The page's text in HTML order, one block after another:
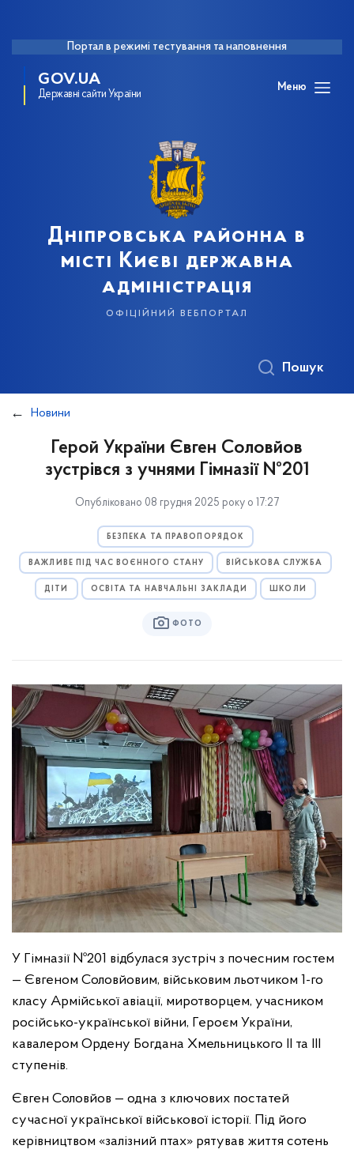
Портал в режимі тестування та наповнення
GOV.UA
Державні сайти України
Меню
Дніпровська районна в
місті Києві державна
адміністрація
офіційний вебпортал
Пошук
Новини
Герой України Євген Соловйов
зустрівся з учнями Гімназії №201
Опубліковано 08 грудня 2025 року о 17:27
БЕЗПЕКА ТА ПРАВОПОРЯДОК
ВАЖЛИВЕ ПІД ЧАС ВОЄННОГО СТАНУ ВІЙСЬКОВА СЛУЖБА
ДІТИ ОСВІТА ТА НАВЧАЛЬНІ ЗАКЛАДИ ШКОЛИ
ФОТО
У Гімназії №201 відбулася зустріч з почесним гостем
— Євгеном Соловйовим, військовим льотчиком 1-го
класу Армійської авіації, миротворцем, учасником
російсько-української війни, Героєм України,
кавалером Ордену Богдана Хмельницького II та III
ступенів.
Євген Соловйов — одна з ключових постатей
сучасної української військової історії. Під його
керівництвом «залізний птах» рятував життя сотень